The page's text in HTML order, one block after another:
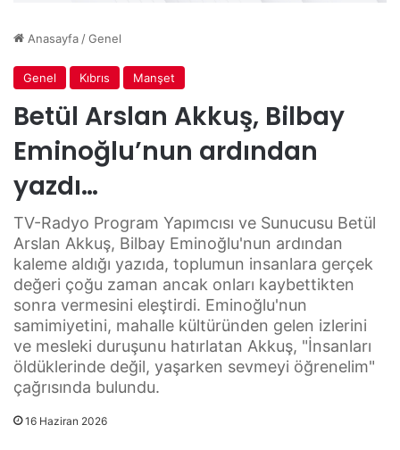
Anasayfa /Genel
Genel Kıbrıs Manşet
Betül Arslan Akkuş, Bilbay
Eminoğlu’nun ardından
yazdı…
TV-Radyo Program Yapımcısı ve Sunucusu Betül
Arslan Akkuş, Bilbay Eminoğlu'nun ardından
kaleme aldığı yazıda, toplumun insanlara gerçek
değeri çoğu zaman ancak onları kaybettikten
sonra vermesini eleştirdi. Eminoğlu'nun
samimiyetini, mahalle kültüründen gelen izlerini
ve mesleki duruşunu hatırlatan Akkuş, "İnsanları
öldüklerinde değil, yaşarken sevmeyi öğrenelim"
çağrısında bulundu.
16 Haziran 2026